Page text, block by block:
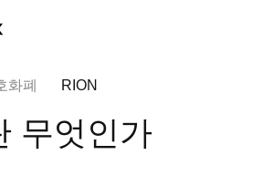
화폐 RION
무엇인가